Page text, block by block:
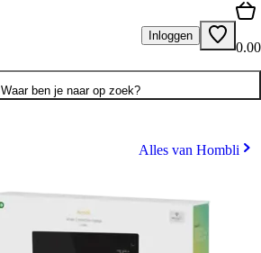
Inloggen
0.00
Waar ben je naar op zoek?
Alles van Hombli